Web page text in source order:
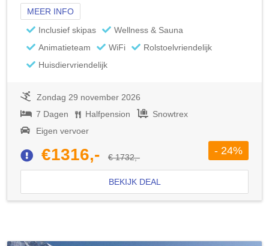
MEER INFO
Inclusief skipas
Wellness & Sauna
Animatieteam
WiFi
Rolstoelvriendelijk
Huisdiervriendelijk
Zondag 29 november 2026
7 Dagen
Halfpension
Snowtrex
Eigen vervoer
€1316,- € 1732,-
- 24%
BEKIJK DEAL